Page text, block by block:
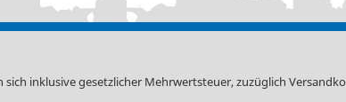
sich inklusive gesetzlicher Mehrwertsteuer, zuzüglich